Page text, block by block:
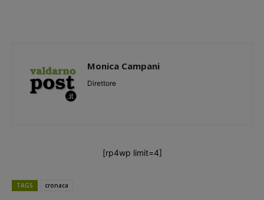
Monica Campani
Direttore
[rp4wp limit=4]
TAGS cronaca